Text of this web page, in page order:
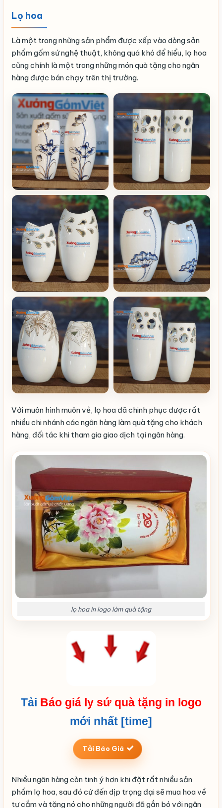
Lọ hoa
Là một trong những sản phẩm được xếp vào dòng sản
phẩm gốm sứ nghệ thuật, không quá khó để hiểu, lọ hoa
cũng chính là một trong những món quà tặng cho ngân
hàng được bán chạy trên thị trường.
Với muôn hình muôn vẻ, lọ hoa đã chinh phục được rất
nhiều chi nhánh các ngân hàng làm quà tặng cho khách
hàng, đối tác khi tham gia giao dịch tại ngân hàng.
lọ hoa in logo làm quà tặng
Tải Báo giá ly sứ quà tặng in logo
mới nhất [time]
Tải Báo Giá
Nhiều ngân hàng còn tinh ý hơn khi đặt rất nhiều sản
phẩm lọ hoa, sau đó cứ đến dịp trọng đại sẽ mua hoa về
tự cắm và tặng nó cho những người đã gắn bó với ngân